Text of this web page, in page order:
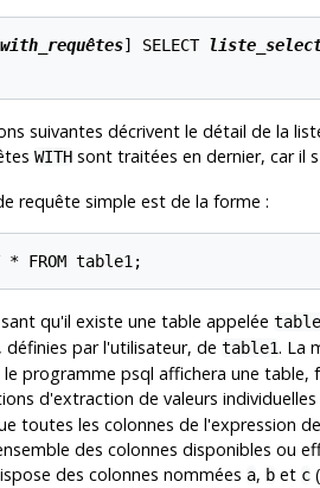
with_requêtes] SELECT
suivantes décrivent le détail de la
WITHsont traitées en dernier, car il
requête simple est de la forme :
* FROM table1;
qu'il existe une table appelée
définies par l'utilisateur, de table1. La
programme psql affichera une table,
d'extraction de valeurs
toutes les colonnes de l'expression
des colonnes disponibles ou
des colonnes nommées a, bet c